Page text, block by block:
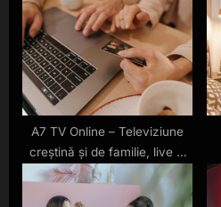
abonament
A7 TV Online – Televiziune
creștină și de familie, live și
gratuit